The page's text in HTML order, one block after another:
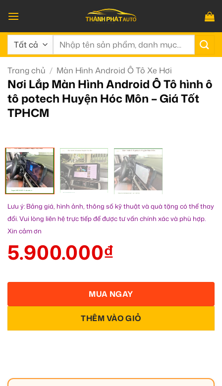
qua
nội
dung
Tìm
Trang chủ / Màn Hình Android Ô Tô Xe Hơi
Nơi Lắp Màn Hình Android Ô Tô hình ô
tô potech Huyện Hóc Môn – Giá Tốt
TPHCM
Lưu ý: Bảng giá, hình ảnh, thông số kỹ thuật và quà tặng có thể thay
đổi. Vui lòng liên hệ trực tiếp để được tư vấn chính xác và phù hợp.
Xin cảm ơn
5.900.000₫
THÊM VÀO GIỎ
MUA NGAY